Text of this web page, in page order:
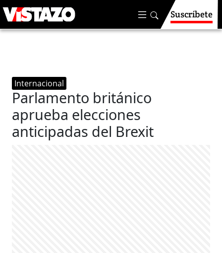
Suscríbete
Internacional
Parlamento británico
aprueba elecciones
anticipadas del Brexit